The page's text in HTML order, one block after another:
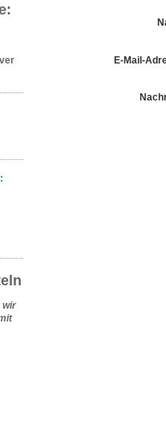
wir
E-Mail-